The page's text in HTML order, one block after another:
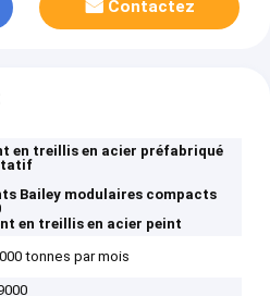
Contactez
en treillis en acier préfabriqué
Bailey modulaires compacts
en treillis en acier peint
tonnes par mois